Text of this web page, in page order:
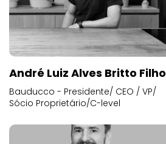
André Luiz Alves Britto Filho
Bauducco - Presidente/ CEO / VP/
Sócio Proprietário/C-level